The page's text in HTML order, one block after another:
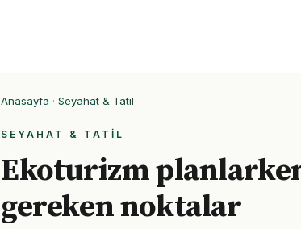
Anasayfa · Seyahat & Tatil
SEYAHAT & TATIL
Ekoturizm
gereken noktalar